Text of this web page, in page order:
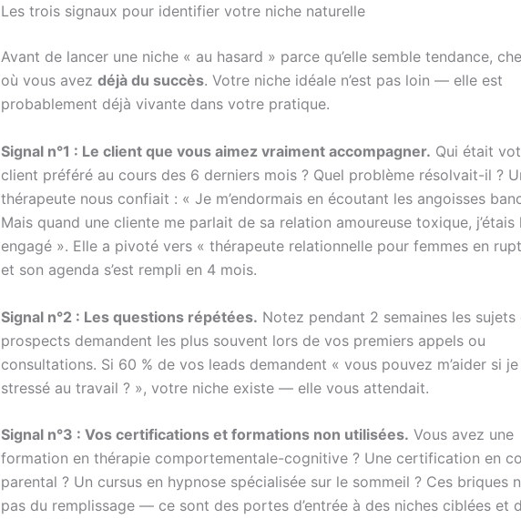
Les trois signaux pour identifier votre niche naturelle
Avant de lancer une niche « au hasard » parce qu’elle semble tendance,
où vous avez déjà du succès. Votre niche idéale n’est pas loin — elle est
probablement déjà vivante dans votre pratique.
Signal n°1 : Le client que vous aimez vraiment accompagner. Qui était
client préféré au cours des 6 derniers mois ? Quel problème résolvait-il ?
thérapeute nous confiait : « Je m’endormais en écoutant les angoisses
Mais quand une cliente me parlait de sa relation amoureuse toxique, j’étais
engagé ». Elle a pivoté vers « thérapeute relationnelle pour femmes en
et son agenda s’est rempli en 4 mois.
Signal n°2 : Les questions répétées. Notez pendant 2 semaines les sujets
prospects demandent les plus souvent lors de vos premiers appels ou
consultations. Si 60 % de vos leads demandent « vous pouvez m’aider si
stressé au travail ? », votre niche existe — elle vous attendait.
Signal n°3 : Vos certifications et formations non utilisées. Vous avez une
formation en thérapie comportementale-cognitive ? Une certification en
parental ? Un cursus en hypnose spécialisée sur le sommeil ? Ces briques
pas du remplissage — ce sont des portes d’entrée à des niches ciblées et